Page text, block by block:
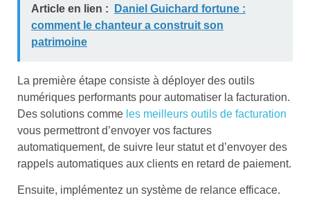
Article en lien :
Daniel Guichard fortune :
comment le chanteur a construit son
patrimoine
La première étape consiste à déployer des outils
numériques performants pour automatiser la facturation.
Des solutions comme les meilleurs outils de facturation
vous permettront d’envoyer vos factures
automatiquement, de suivre leur statut et d’envoyer des
rappels automatiques aux clients en retard de paiement.
Ensuite, implémentez un système de relance efficace.